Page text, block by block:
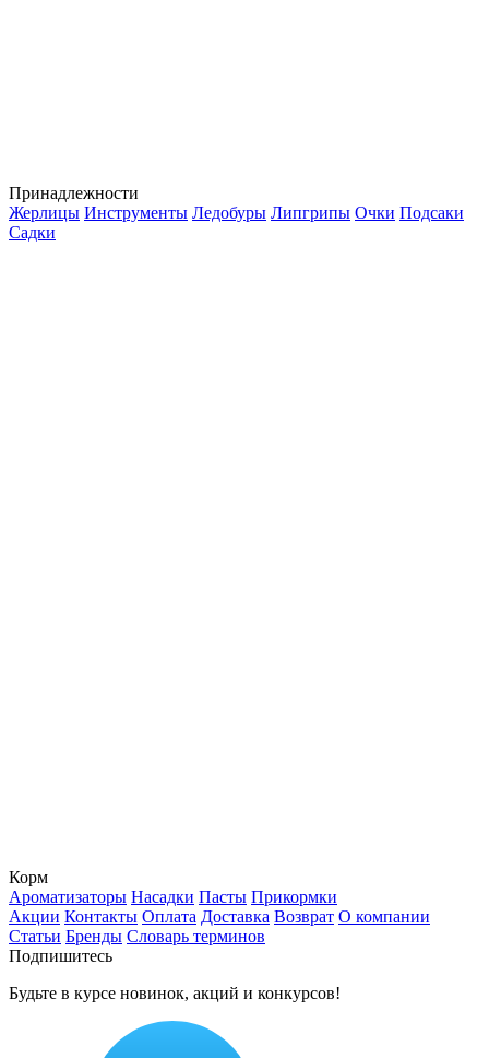
Принадлежности
Жерлицы Инструменты Ледобуры Липгрипы Очки Подсаки
Садки
Корм
Ароматизаторы Насадки Пасты Прикормки
Акции Контакты Оплата Доставка Возврат О компании
Статьи Бренды Словарь терминов
Подпишитесь
Будьте в курсе новинок, акций и конкурсов!